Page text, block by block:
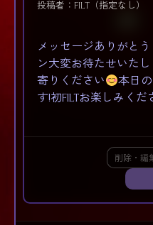
投稿者：FILT（指定なし）
メッセージありがと
ン大変お待たせいたし
寄りください
本日
す!初FILTお楽しみくだ